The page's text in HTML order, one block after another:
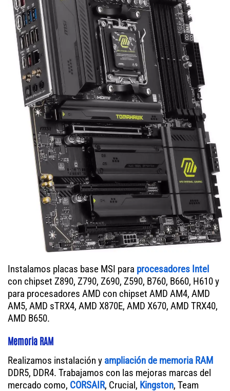
Instalamos placas base MSI para procesadores Intel
con chipset Z890, Z790, Z690, Z590, B760, B660, H610 y
para procesadores AMD con chipset AMD AM4, AMD
AM5, AMD sTRX4, AMD X870E, AMD X670, AMD TRX40,
AMD B650.
Memoria RAM
Realizamos instalación y ampliación de memoria RAM
DDR5, DDR4. Trabajamos con las mejoras marcas del
mercado como, CORSAIR, Crucial, Kingston, Team